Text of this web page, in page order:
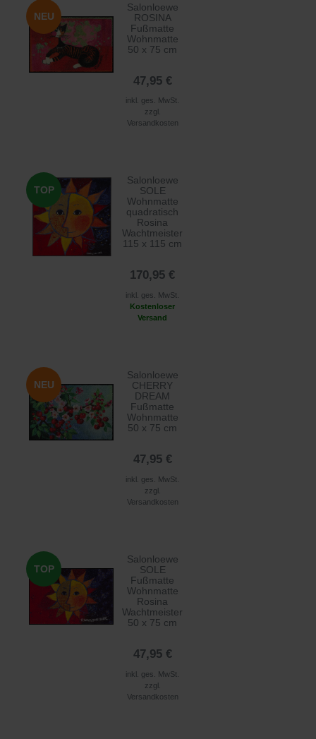
NEU
Salonloewe
ROSINA
Fußmatte
Wohnmatte
50 x 75 cm
47,95 €
inkl. ges. MwSt.
zzgl.
Versandkosten
TOP
Salonloewe
SOLE
Wohnmatte
quadratisch
Rosina
Wachtmeister
115 x 115 cm
170,95 €
inkl. ges. MwSt.
Kostenloser
Versand
NEU
Salonloewe
CHERRY
DREAM
Fußmatte
Wohnmatte
50 x 75 cm
47,95 €
inkl. ges. MwSt.
zzgl.
Versandkosten
TOP
Salonloewe
SOLE
Fußmatte
Wohnmatte
Rosina
Wachtmeister
50 x 75 cm
47,95 €
inkl. ges. MwSt.
zzgl.
Versandkosten